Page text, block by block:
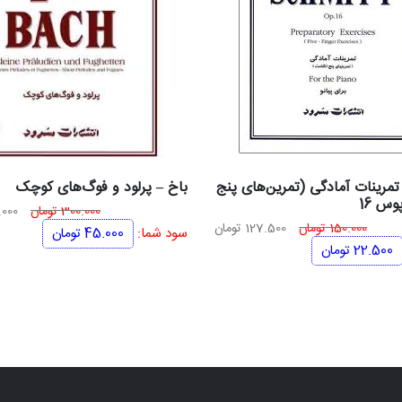
آمادگی (تمرین‌های پنج
16
150.000تومان قیمت
127.500 تومان
22.500تومان
باخ – پرلود و فوگ‌های کوچک
300.000تومان
سود شما: 45.000تومان